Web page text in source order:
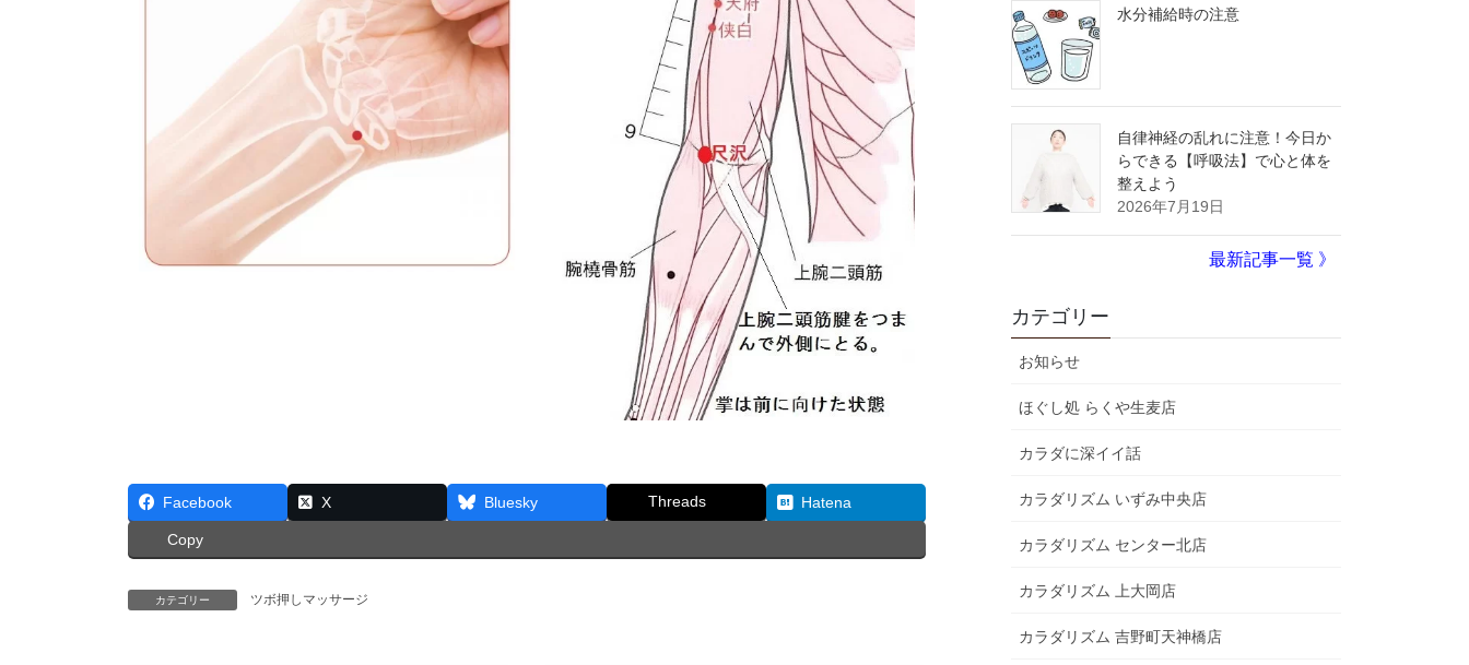
Facebook X Bluesky Threads Hatena
Copy
カテゴリー ツボ押しマッサージ
水分補給時の注意
自律神経の乱れに注意！今日か
らできる【呼吸法】で心と体を
整えよう
2026年7月19日
最新記事一覧 》
カテゴリー
お知らせ
ほぐし処 らくや生麦店
カラダに深イイ話
カラダリズム いずみ中央店
カラダリズム センター北店
カラダリズム 上大岡店
カラダリズム 吉野町天神橋店